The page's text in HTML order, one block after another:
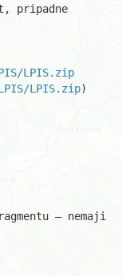
pripadne
LPIS.zip
LPIS.zip)
– nemaji